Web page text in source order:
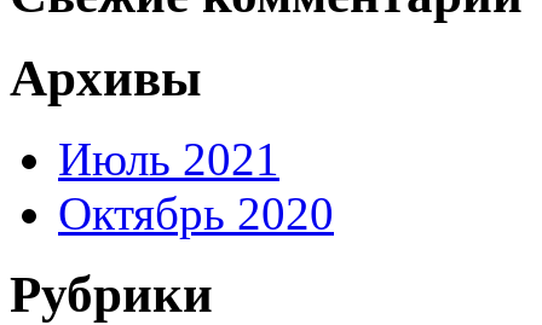
Архивы
Июль 2021
Октябрь 2020
Рубрики